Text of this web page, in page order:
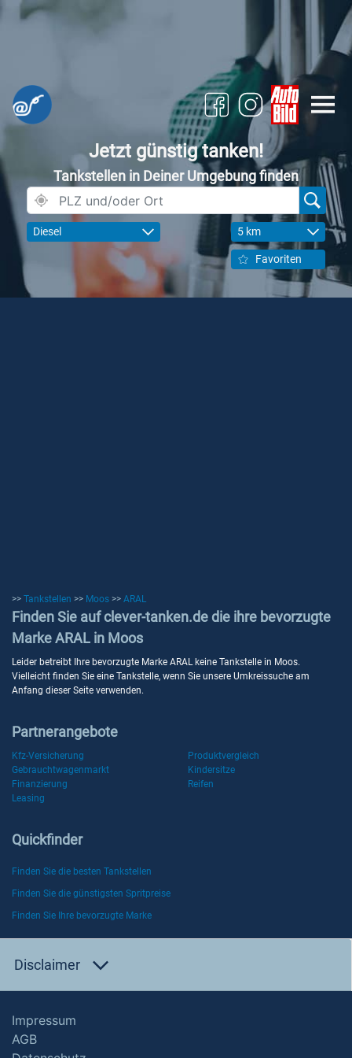
Jetzt günstig tanken!
Tankstellen in Deiner Umgebung finden
Diesel 5 km
Favoriten
>> Tankstellen >> Moos >> ARAL
Finden Sie auf clever-tanken.de die ihre bevorzugte
Marke ARAL in Moos
Leider betreibt Ihre bevorzugte Marke ARAL keine Tankstelle in Moos.
Vielleicht finden Sie eine Tankstelle, wenn Sie unsere Umkreissuche am
Anfang dieser Seite verwenden.
Partnerangebote
Kfz-Versicherung
Produktvergleich
Gebrauchtwagenmarkt
Kindersitze
Finanzierung
Reifen
Leasing
Quickfinder
Finden Sie die besten Tankstellen
Finden Sie die günstigsten Spritpreise
Finden Sie Ihre bevorzugte Marke
Disclaimer
Impressum
AGB